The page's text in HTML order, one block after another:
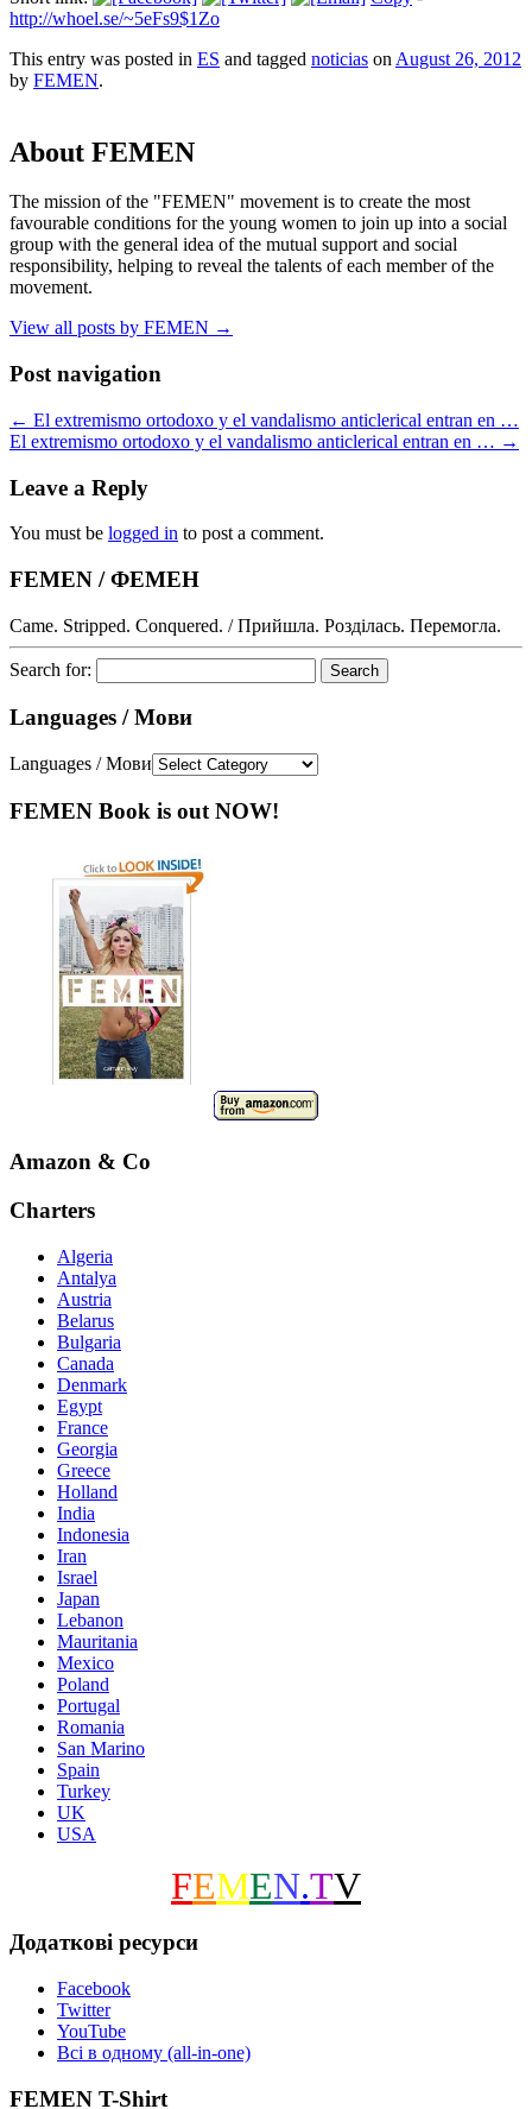
http://whoel.se/~5eFs9$1Zo
This entry was posted in ES and tagged noticias on August 26, 2012
by FEMEN.
About FEMEN
The mission of the "FEMEN" movement is to create the most
favourable conditions for the young women to join up into a social
group with the general idea of the mutual support and social
responsibility, helping to reveal the talents of each member of the
movement.
View all posts by FEMEN →
Post navigation
← El extremismo ortodoxo y el vandalismo anticlerical entran en …
El extremismo ortodoxo y el vandalismo anticlerical entran en … →
Leave a Reply
You must be logged in to post a comment.
FEMEN / ФЕМЕН
Came. Stripped. Conquered. / Прийшла. Розділась. Перемогла.
Search for:
Languages / Мови
Languages / Мови
FEMEN Book is out NOW!
Amazon & Co
Charters
Algeria
Antalya
Austria
Belarus
Bulgaria
Canada
Denmark
Egypt
France
Georgia
Greece
Holland
India
Indonesia
Iran
Israel
Japan
Lebanon
Mauritania
Mexico
Poland
Portugal
Romania
San Marino
Spain
Turkey
UK
USA
FEMEN.TV
Додаткові ресурси
Facebook
Twitter
YouTube
Всі в одному (all-in-one)
FEMEN T-Shirt